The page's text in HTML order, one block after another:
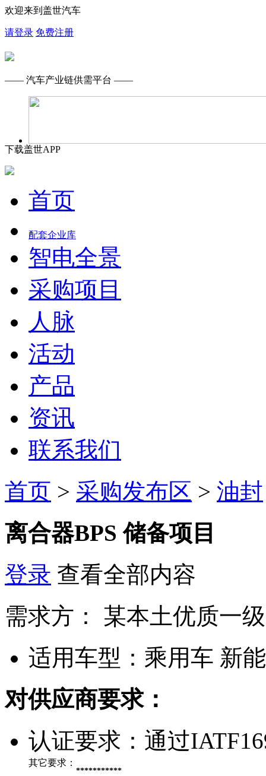
欢迎来到盖世汽车
请登录 免费注册
—— 汽车产业链供需平台 ——
下载盖世APP
首页
配套企业库
智电全景
采购项目
人脉
活动
产品
资讯
联系我们
首页 > 采购发布区 > 油封
离合器BPS 储备项目
登录 查看全部内容
需求方：
某本土优质一
适用车型： 乘用车 新
对供应商要求：
认证要求： 通过
其它要求：
***********